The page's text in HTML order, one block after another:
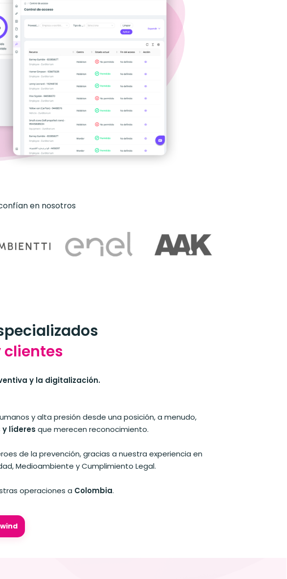
en nosotros
y la digitalización.
y alta presión desde una posición, a menudo,
y líderes que merecen reconocimiento.
de la prevención, gracias a nuestra experiencia en
Medioambiente y Cumplimiento Legal.
operaciones a Colombia.